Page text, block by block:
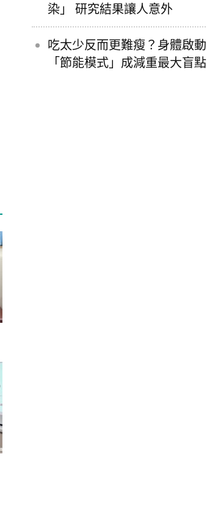
染」 研究結果讓人意外
吃太少反而更難瘦？身體啟動
「節能模式」成減重最大盲點